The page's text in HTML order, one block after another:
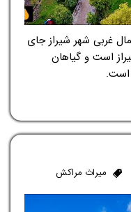
غربی شهر شیراز جای
است و گیاهان
است.
میراث مراکش